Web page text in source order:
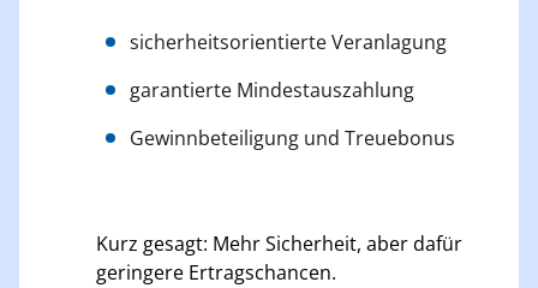
sicherheitsorientierte Veranlagung
garantierte Mindestauszahlung
Gewinnbeteiligung und Treuebonus
Kurz gesagt: Mehr Sicherheit, aber dafür
geringere Ertragschancen.